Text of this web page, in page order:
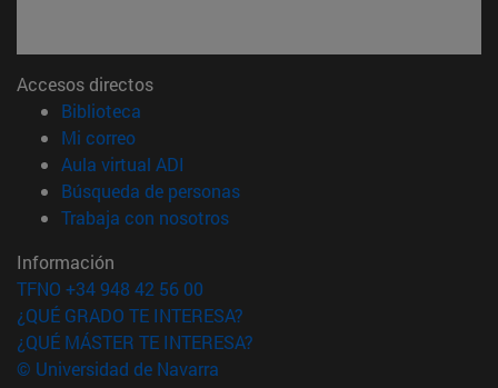
Accesos directos
Biblioteca
Mi correo(abre en nueva ventana)
Aula virtual ADI
Búsqueda de personas(abre en nueva ventana)
Trabaja con nosotros(abre en nueva ventana)
Información
TFNO +34 948 42 56 00
¿QUÉ GRADO TE INTERESA?
¿QUÉ MÁSTER TE INTERESA?
© Universidad de Navarra